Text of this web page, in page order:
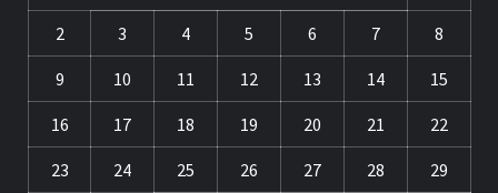
2 3 4 5 6 7 8
9 10 11 12 13 14 15
16 17 18 19 20 21 22
23 24 25 26 27 28 29